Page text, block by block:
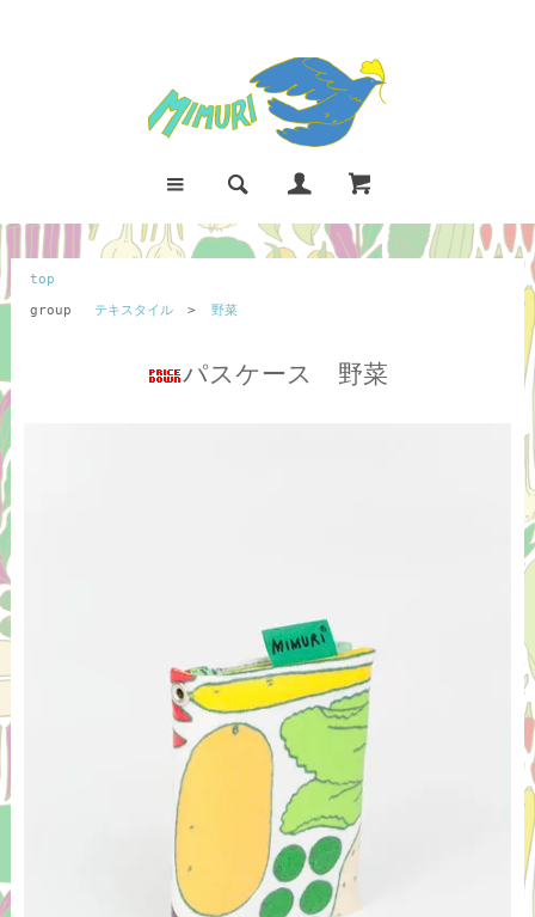
top
group
テキスタイル > 野菜
パスケース 野菜